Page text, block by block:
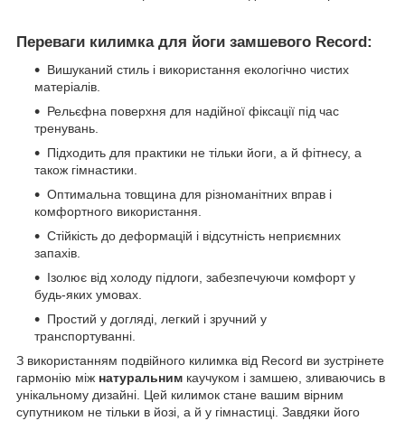
Переваги килимка для йоги замшевого Record:
Вишуканий стиль і використання екологічно чистих
матеріалів.
Рельєфна поверхня для надійної фіксації під час
тренувань.
Підходить для практики не тільки йоги, а й фітнесу, а
також гімнастики.
Оптимальна товщина для різноманітних вправ і
комфортного використання.
Стійкість до деформацій і відсутність неприємних
запахів.
Ізолює від холоду підлоги, забезпечуючи комфорт у
будь-яких умовах.
Простий у догляді, легкий і зручний у
транспортуванні.
З використанням подвійного килимка від Record ви зустрінете
гармонію між натуральним каучуком і замшею, зливаючись в
унікальному дизайні. Цей килимок стане вашим вірним
супутником не тільки в йозі, а й у гімнастиці. Завдяки його